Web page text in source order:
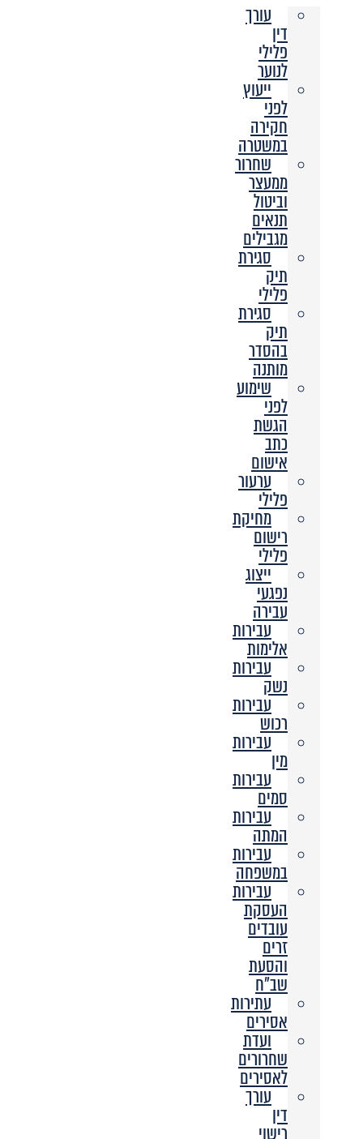
עורך
דין
פלילי
לנוער
ייעוץ
לפני
חקירה
במשטרה
שחרור
ממעצר
וביטול
תנאים
מגבילים
סגירת
תיק
פלילי
סגירת
תיק
בהסדר
מותנה
שימוע
לפני
הגשת
כתב
אישום
ערעור
פלילי
מחיקת
רישום
פלילי
ייצוג
נפגעי
עבירה
עבירות
אלימות
עבירות
נשק
עבירות
רכוש
עבירות
מין
עבירות
סמים
עבירות
המתה
עבירות
במשפחה
עבירות
העסקת
עובדים
זרים
והסעת
שב”ח
עתירות
אסירים
ועדת
שחרורים
לאסירים
עורך
דין